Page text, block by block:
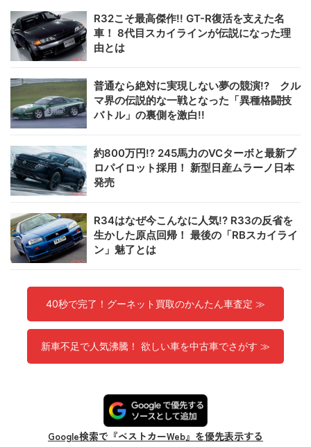
R32こそ最高傑作!! GT-R復活を支えた名
車！ 8代目スカイラインが伝説になった理
由とは
普通なら絶対に実現しない夢の競演!? クル
マ界の伝説的な一戦となった「異種格闘技
バトル」の裏側を激白!!
約800万円!? 245馬力のVCターボと最新プ
ロパイロット採用！ 新型日産ムラーノ日本
発売
R34はなぜ今こんなに人気!? R33の反省を
生かした原点回帰！ 最後の「RBスカイライ
ン」魅了とは
40秒で完了！グーネット買取のかんたん車査定 ≫
新車不足で人気沸騰！ 欲しい車を中古車でさがす ≫
Google検索で『ベストカーWeb』を優先表示する